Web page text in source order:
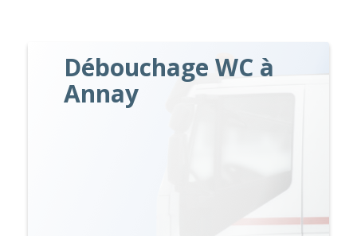
Débouchage WC à
Annay